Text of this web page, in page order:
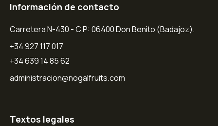
Información de contacto
Carretera N-430 - C.P: 06400 Don Benito (Badajoz).
+34 927 117 017
+34 639 14 85 62
administracion@nogalfruits.com
Textos legales